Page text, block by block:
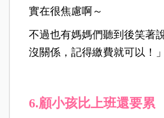
實在很焦慮啊～
不過也有媽媽們聽到後笑著
沒關係，記得繳費就可以！」
6.顧小孩比上班還要累